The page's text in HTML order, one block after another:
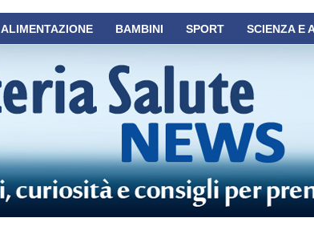
ALIMENTAZIONE BAMBINI SPORT SCIENZA E